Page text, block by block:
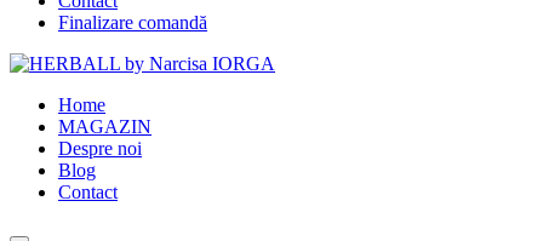
Finalizare comandă
Home
MAGAZIN
Despre noi
Blog
Contact